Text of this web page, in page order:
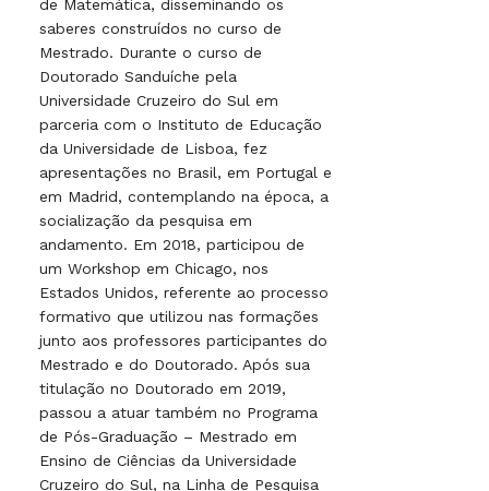
de Matemática, disseminando os
saberes construídos no curso de
Mestrado. Durante o curso de
Doutorado Sanduíche pela
Universidade Cruzeiro do Sul em
parceria com o Instituto de Educação
da Universidade de Lisboa, fez
apresentações no Brasil, em Portugal e
em Madrid, contemplando na época, a
socialização da pesquisa em
andamento. Em 2018, participou de
um Workshop em Chicago, nos
Estados Unidos, referente ao processo
formativo que utilizou nas formações
junto aos professores participantes do
Mestrado e do Doutorado. Após sua
titulação no Doutorado em 2019,
passou a atuar também no Programa
de Pós-Graduação – Mestrado em
Ensino de Ciências da Universidade
Cruzeiro do Sul, na Linha de Pesquisa